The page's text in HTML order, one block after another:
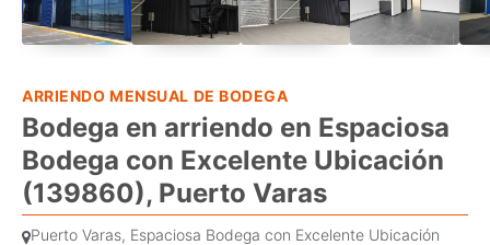
ARRIENDO MENSUAL DE BODEGA
Bodega en arriendo en Espaciosa
Bodega con Excelente Ubicación
(139860), Puerto Varas
Puerto Varas, Espaciosa Bodega con Excelente Ubicación